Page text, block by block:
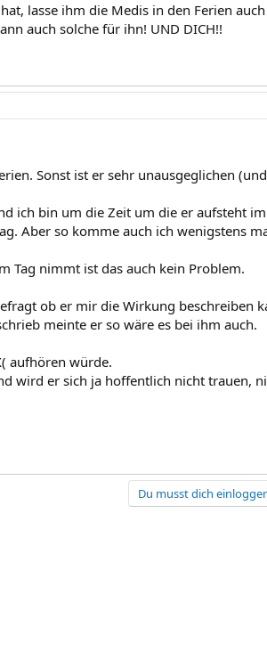
lasse ihm die Medis in den Ferien
auch solche für ihn! UND DICH!!
Sonst ist er sehr unausgeglichen
ich bin um die Zeit um die er aufsteht
Aber so komme auch ich wenigstens
Tag nimmt ist das auch kein Problem.
ob er mir die Wirkung beschreiben
meinte er so wäre es bei ihm auch.
aufhören würde.
wird er sich ja hoffentlich nicht trauen,
Du musst dich